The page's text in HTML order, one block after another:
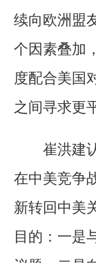
续向欧洲盟
个因素叠加
度配合美国
之间寻求更
崔洪建
在中美竞争
新转回中美
目的：一是